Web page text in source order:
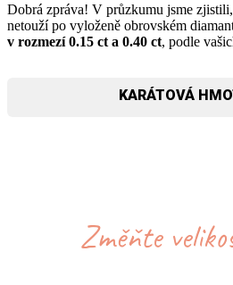
Dobrá zpráva! V průzkumu jsme
netouží po vyloženě obrovském
v rozmezí 0.15 ct a 0.40 ct, podle
KARÁTOVÁ